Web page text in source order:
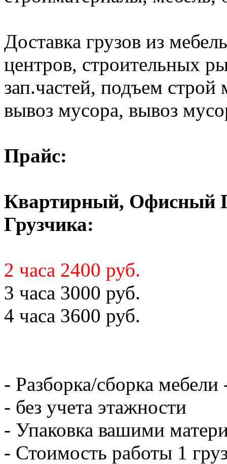
Доставка грузов из
центров, строительных
зап.частей, подъем строй
вывоз мусора, вывоз
Прайс:
Квартирный, Офисный
Грузчика:
2 часа 2400 руб.
3 часа 3000 руб.
4 часа 3600 руб.
- Разборка/сборка мебели
- без учета этажности
- Упаковка вашими
- Стоимость работы 1